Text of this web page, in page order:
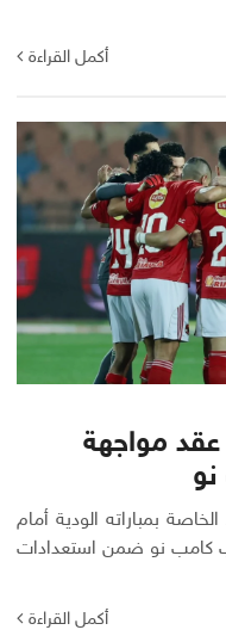
أكمل القراءة
عقد مواجهة
بمباراته الودية أمام
كامب نو ضمن استعدادات
أكمل القراءة